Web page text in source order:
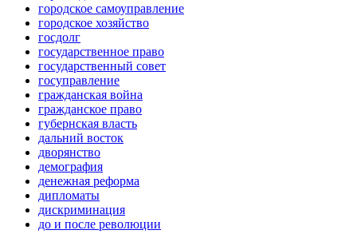
городское самоуправление
городское хозяйство
госдолг
государственное право
государственный совет
госуправление
гражданская война
гражданское право
губернская власть
дальний восток
дворянство
демография
денежная реформа
дипломаты
дискриминация
до и после революции